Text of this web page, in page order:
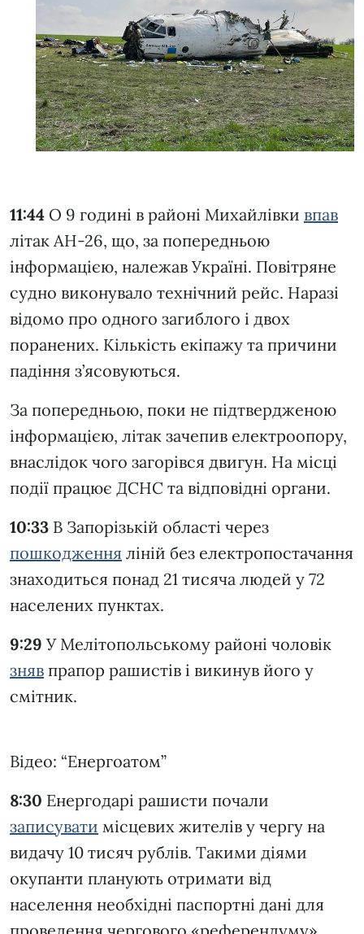
11:44 О 9 годині в районі Михайлівки впав
літак АН-26, що, за попередньою
інформацією, належав Україні. Повітряне
судно виконувало технічний рейс. Наразі
відомо про одного загиблого і двох
поранених. Кількість екіпажу та причини
падіння з’ясовуються.
За попередньою, поки не підтвердженою
інформацією, літак зачепив електроопору,
внаслідок чого загорівся двигун. На місці
події працює ДСНС та відповідні органи.
10:33 В Запорізькій області через
пошкодження ліній без електропостачання
знаходиться понад 21 тисяча людей у 72
населених пунктах.
9:29 У Мелітопольському районі чоловік
зняв прапор рашистів і викинув його у
смітник.
Відео: “Енергоатом”
8:30 Енергодарі рашисти почали
записувати місцевих жителів у чергу на
видачу 10 тисяч рублів. Такими діями
окупанти планують отримати від
населення необхідні паспортні дані для